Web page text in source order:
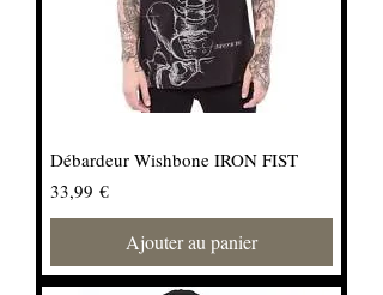
Débardeur Wishbone IRON FIST
Prix
33,99 €
Ajouter au panier